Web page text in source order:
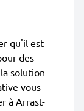
qu'il est
des
solution
vous
à Arrast-